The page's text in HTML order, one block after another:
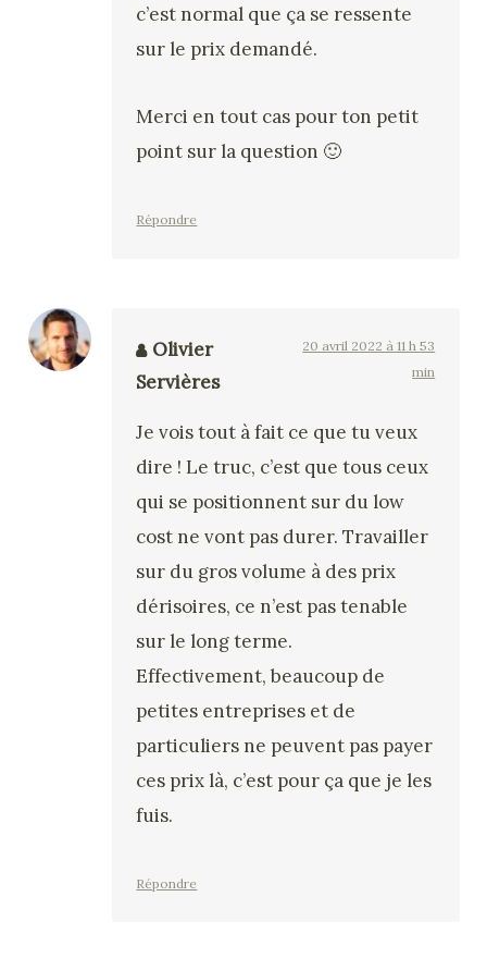
c’est normal que ça se ressente
sur le prix demandé.
Merci en tout cas pour ton petit
point sur la question 🙂
Répondre
Olivier
Servières
20 avril 2022 à 11 h 53
min
Je vois tout à fait ce que tu veux
dire ! Le truc, c’est que tous ceux
qui se positionnent sur du low
cost ne vont pas durer. Travailler
sur du gros volume à des prix
dérisoires, ce n’est pas tenable
sur le long terme.
Effectivement, beaucoup de
petites entreprises et de
particuliers ne peuvent pas payer
ces prix là, c’est pour ça que je les
fuis.
Répondre